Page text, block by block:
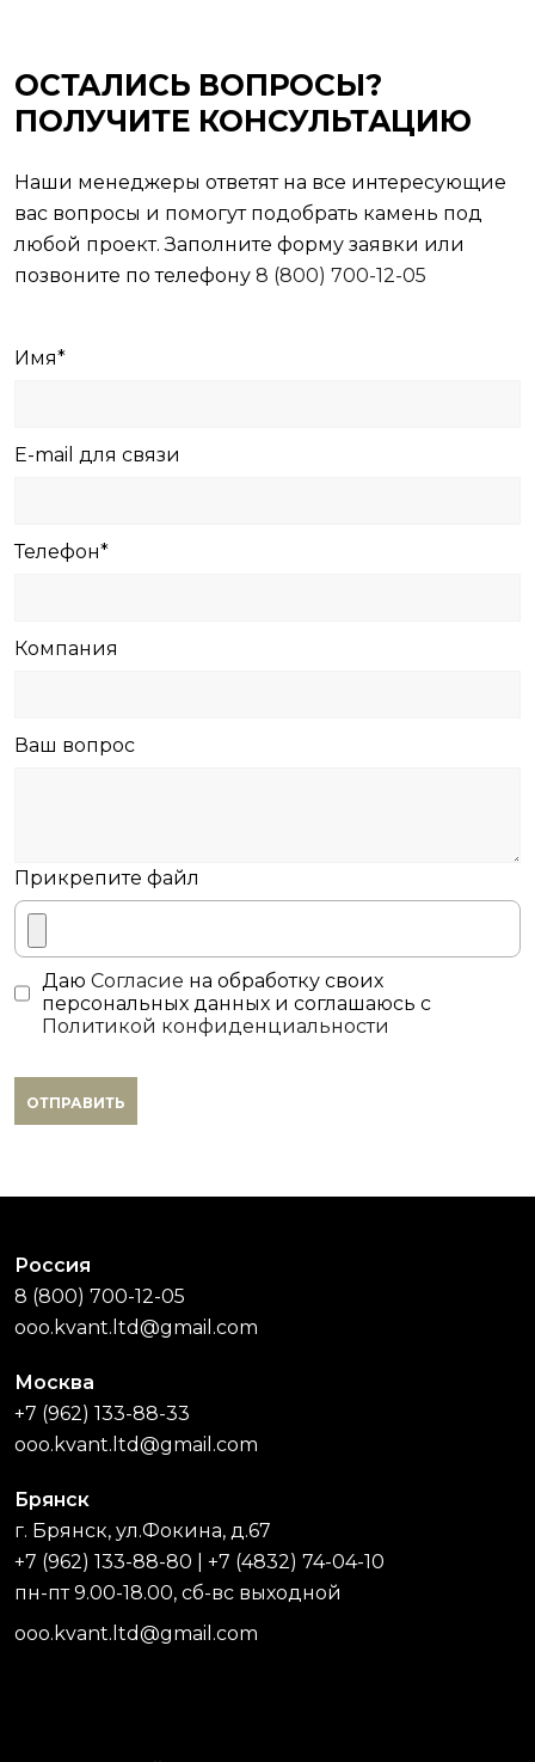
ОСТАЛИСЬ ВОПРОСЫ?
ПОЛУЧИТЕ КОНСУЛЬТАЦИЮ
Наши менеджеры ответят на все интересующие
вас вопросы и помогут подобрать камень под
любой проект. Заполните форму заявки или
позвоните по телефону 8 (800) 700-12-05
Имя*
E-mail для связи
Телефон*
Компания
Ваш вопрос
Прикрепите файл
Даю Согласие на обработку своих
персональных данных и соглашаюсь с
Политикой конфиденциальности
Россия
8 (800) 700-12-05
ooo.kvant.ltd@gmail.com
Москва
+7 (962) 133-88-33
ooo.kvant.ltd@gmail.com
Брянск
г. Брянск, ул.Фокина, д.67
+7 (962) 133-88-80
+7 (4832) 74-04-10
пн-пт 9.00-18.00, сб-вс выходной
ooo.kvant.ltd@gmail.com